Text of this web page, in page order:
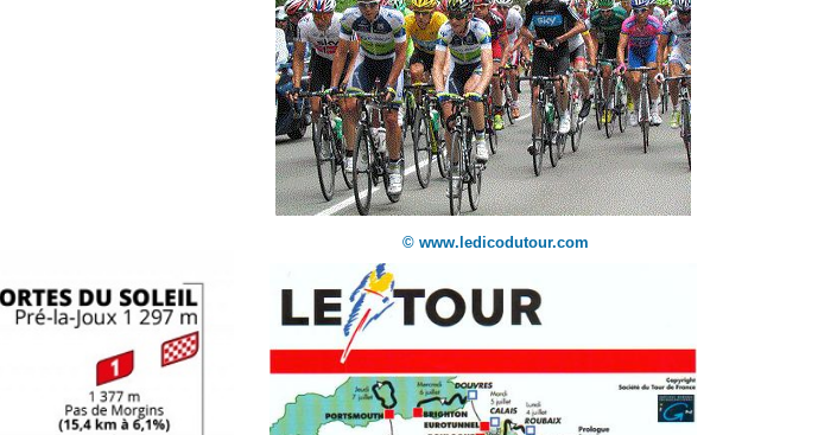
© www.ledicodutour.com